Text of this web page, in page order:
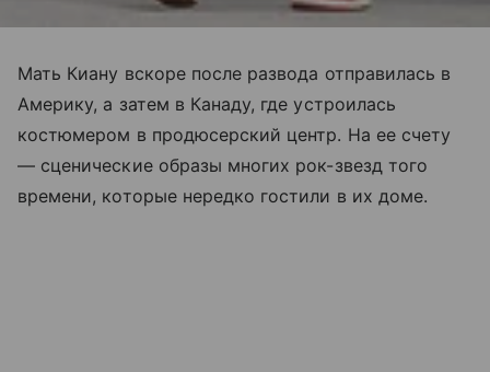
Мать Киану вскоре после развода отправилась в
Америку, а затем в Канаду, где устроилась
костюмером в продюсерский центр. На ее счету
— сценические образы многих рок-звезд того
времени, которые нередко гостили в их доме.